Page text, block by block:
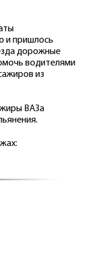
и пришлось
дорожные
водителями
из
ВАЗа